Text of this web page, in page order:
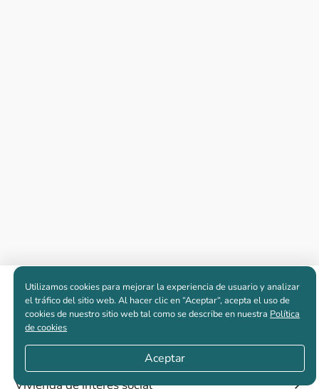
Apartamentos nuevos
Casas nuevas en venta
Vivienda de interés social
Utilizamos cookies para mejorar la experiencia de usuario y analizar
el tráfico del sitio web. Al hacer clic en “Aceptar“, acepta el uso de
cookies de nuestro sitio web tal como se describe en nuestra Política
de cookies
Aceptar